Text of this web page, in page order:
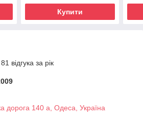
Купити
відгука за рік
дорога 140 а, Одеса, Україна